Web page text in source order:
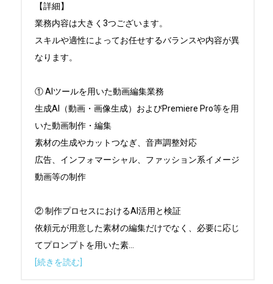
【詳細】
業務内容は大きく3つございます。
スキルや適性によってお任せするバランスや内容が異
なります。
① AIツールを用いた動画編集業務
生成AI（動画・画像生成）およびPremiere Pro等を用
いた動画制作・編集
素材の生成やカットつなぎ、音声調整対応
広告、インフォマーシャル、ファッション系イメージ
動画等の制作
② 制作プロセスにおけるAI活用と検証
依頼元が用意した素材の編集だけでなく、必要に応じ
てプロンプトを用いた素
[続きを読む]